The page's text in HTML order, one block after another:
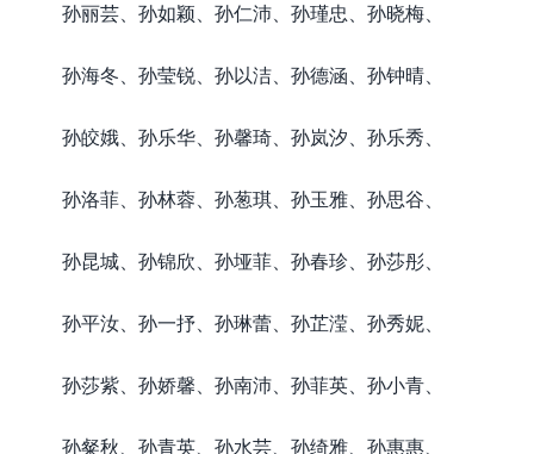
孙丽芸、孙如颖、孙仁沛、孙瑾忠、孙晓梅、
孙海冬、孙莹锐、孙以洁、孙德涵、孙钟晴、
孙皎娥、孙乐华、孙馨琦、孙岚汐、孙乐秀、
孙洛菲、孙林蓉、孙葱琪、孙玉雅、孙思谷、
孙昆城、孙锦欣、孙垭菲、孙春珍、孙莎彤、
孙平汝、孙一抒、孙琳蕾、孙芷滢、孙秀妮、
孙莎紫、孙娇馨、孙南沛、孙菲英、孙小青、
孙粲秋、孙青英、孙水芸、孙绮雅、孙惠惠、